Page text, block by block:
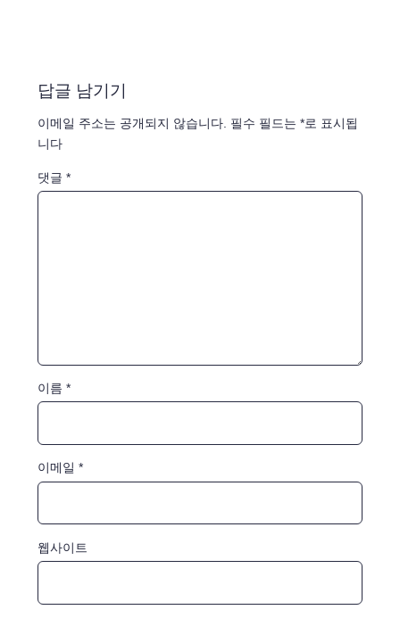
답글 남기기
이메일 주소는 공개되지 않습니다. 필수 필드는 *로 표시됩
니다
댓글 *
이름 *
이메일 *
웹사이트